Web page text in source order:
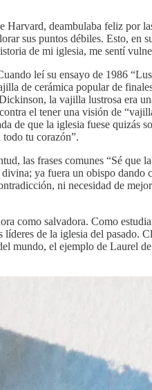
deambulaba feliz por
sus puntos débiles. Esto, en
de mi iglesia, me sentí
leí su ensayo de 1986
de cerámica popular de
la vajilla lustrosa era
el tener una visión de
de que la iglesia fuese quizás
tu corazón”.
las frases comunes “Sé que
ya fuera un obispo dando
ni necesidad de
como salvadora. Como
de la iglesia del pasado.
mundo, el ejemplo de Laurel